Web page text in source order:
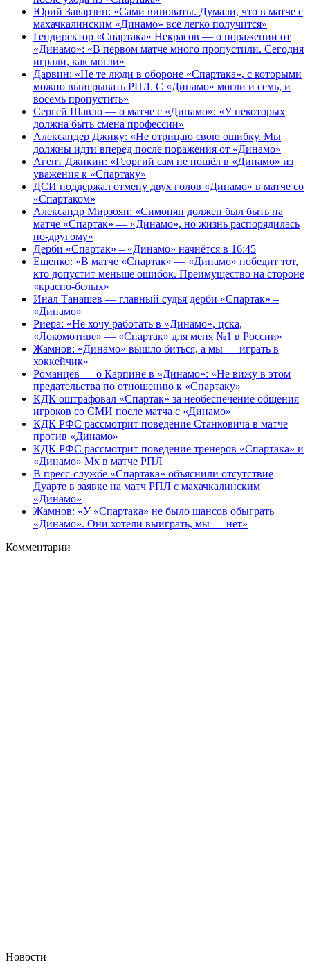
Юрий Заварзин: «Сами виноваты. Думали, что в матче с
махачкалинским «Динамо» все легко получится»
Гендиректор «Спартака» Некрасов — о поражении от
«Динамо»: «В первом матче много пропустили. Сегодня
играли, как могли»
Дарвин: «Не те люди в обороне «Спартака», с которыми
можно выигрывать РПЛ. С «Динамо» могли и семь, и
восемь пропустить»
Сергей Шавло — о матче с «Динамо»: «У некоторых
должна быть смена профессии»
Александер Джику: «Не отрицаю свою ошибку. Мы
должны идти вперед после поражения от «Динамо»
Агент Джикии: «Георгий сам не пошёл в «Динамо» из
уважения к «Спартаку»
ДСИ поддержал отмену двух голов «Динамо» в матче со
«Спартаком»
Александр Мирзоян: «Симонян должен был быть на
матче «Спартак» — «Динамо», но жизнь распорядилась
по‑другому»
Дерби «Спартак» – «Динамо» начнётся в 16:45
Ещенко: «В матче «Спартак» — «Динамо» победит тот,
кто допустит меньше ошибок. Преимущество на стороне
«красно‑белых»
Инал Танашев — главный судья дерби «Спартак» –
«Динамо»
Риера: «Не хочу работать в «Динамо», цска,
«Локомотиве» — «Спартак» для меня №1 в России»
Жамнов: «Динамо» вышло биться, а мы — играть в
хоккейчик»
Романцев — о Карпине в «Динамо»: «Не вижу в этом
предательства по отношению к «Спартаку»
КДК оштрафовал «Спартак» за необеспечение общения
игроков со СМИ после матча с «Динамо»
КДК РФС рассмотрит поведение Станковича в матче
против «Динамо»
КДК РФС рассмотрит поведение тренеров «Спартака» и
«Динамо» Мх в матче РПЛ
В пресс‑службе «Спартака» объяснили отсутствие
Дуарте в заявке на матч РПЛ с махачкалинским
«Динамо»
Жамнов: «У «Спартака» не было шансов обыграть
«Динамо». Они хотели выиграть, мы — нет»
Комментарии
Новости